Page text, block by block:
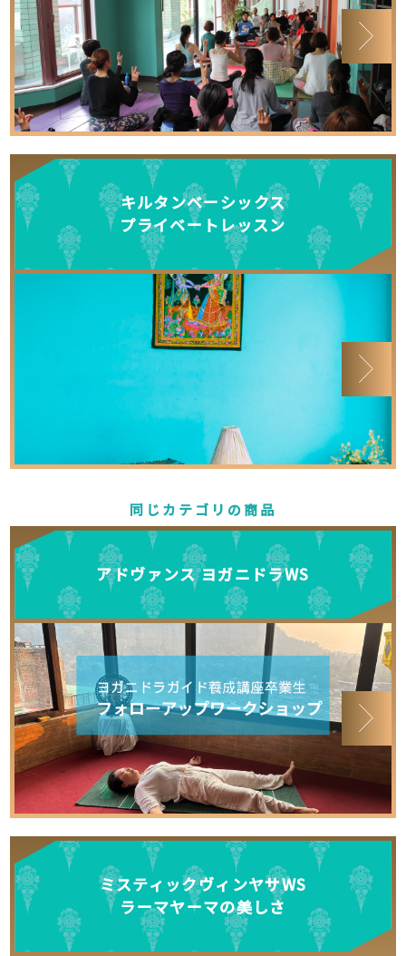
キルタンベーシックス
プライベートレッスン
同じカテゴリの商品
アドヴァンス ヨガニドラWS
ミスティックヴィンヤサWS
ラーマヤーマの美しさ